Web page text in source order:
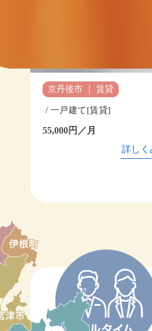
与謝野町 ｜ 賃貸
/ 一戸建て住宅
5万円/月
詳